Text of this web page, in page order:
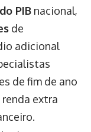
PIB nacional,
de
adicional
de fim de ano
extra